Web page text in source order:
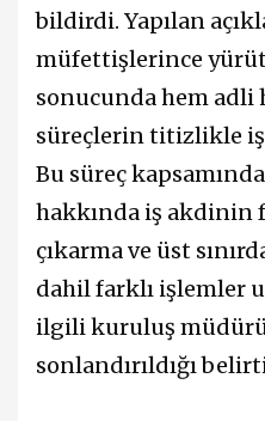
bildirdi. Yapılan
müfettişlerince
sonucunda hem adli
süreçlerin titizlikle
Bu süreç
hakkında iş akdinin
çıkarma ve üst
dahil farklı işlemler
ilgili kuruluş
sonlandırıldığı